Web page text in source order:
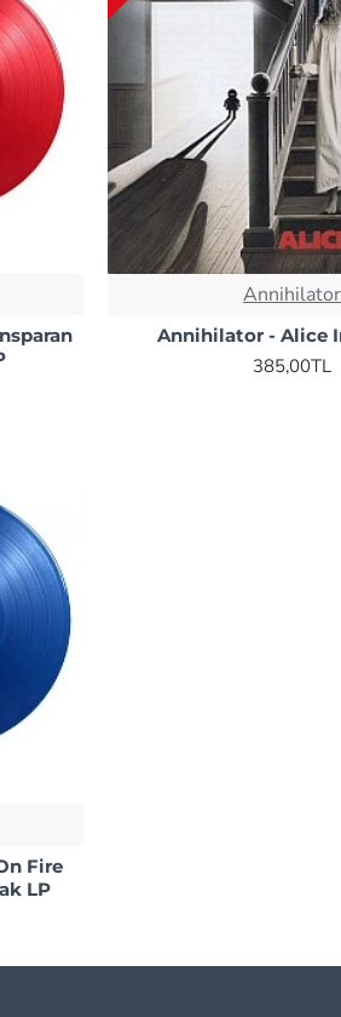
Annihilator
Annihilator - Alice
385,00TL
Fire
LP